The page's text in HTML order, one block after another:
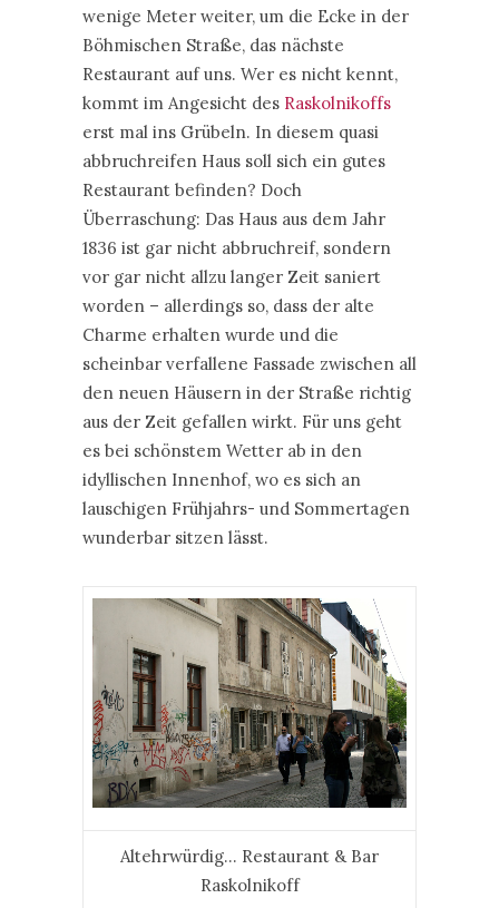
wenige Meter weiter, um die Ecke in der
Böhmischen Straße, das nächste
Restaurant auf uns. Wer es nicht kennt,
kommt im Angesicht des Raskolnikoffs
erst mal ins Grübeln. In diesem quasi
abbruchreifen Haus soll sich ein gutes
Restaurant befinden? Doch
Überraschung: Das Haus aus dem Jahr
1836 ist gar nicht abbruchreif, sondern
vor gar nicht allzu langer Zeit saniert
worden – allerdings so, dass der alte
Charme erhalten wurde und die
scheinbar verfallene Fassade zwischen all
den neuen Häusern in der Straße richtig
aus der Zeit gefallen wirkt. Für uns geht
es bei schönstem Wetter ab in den
idyllischen Innenhof, wo es sich an
lauschigen Frühjahrs- und Sommertagen
wunderbar sitzen lässt.
Altehrwürdig… Restaurant & Bar
Raskolnikoff